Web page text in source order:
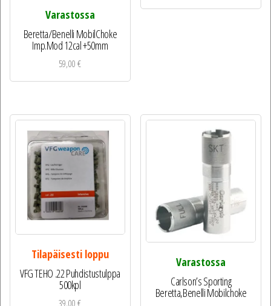
Varastossa
Beretta/Benelli MobilChoke
Imp.Mod 12cal +50mm
59,00€
Tilapäisesti loppu
VFG TEHO .22 Puhdistustulppa
500kpl
39,00€
Varastossa
Carlson’s Sporting
Beretta,Benelli Mobilchoke